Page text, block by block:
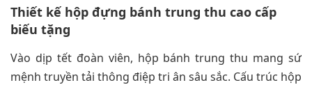
Thiết kế hộp đựng bánh trung thu cao cấp
biếu tặng
Vào dịp tết đoàn viên, hộp bánh trung thu mang sứ
mệnh truyền tải thông điệp tri ân sâu sắc. Cấu trúc hộp